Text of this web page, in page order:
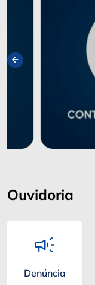
Ouvidoria
Denúncia